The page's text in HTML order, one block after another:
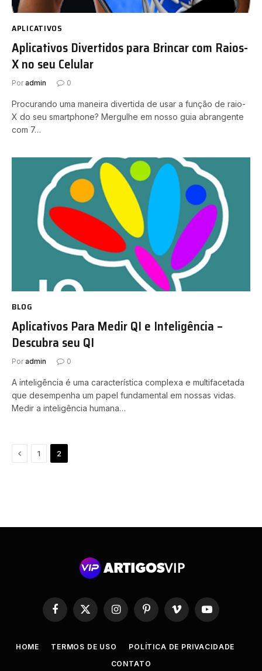
APLICATIVOS
Aplicativos Divertidos para Brincar com Raios-
X no seu Celular
Por admin 0
Procurando uma maneira divertida de usar a função de raio-
X do seu smartphone? Mergulhe em nosso guia abrangente
com 7…
BLOG
Aplicativos Para Medir QI e Inteligência –
Descubra seu QI
Por admin 0
A inteligência é uma característica complexa e multifacetada
que desempenha um papel fundamental em nossas vidas.
Medir a inteligência humana…
Anterior
1 2
Facebook
X
(Twitter)
InstagramPinterestVimeo YouTube
HOME TERMOS DE USO
POLÍTICA DE PRIVACIDADE
CONTATO